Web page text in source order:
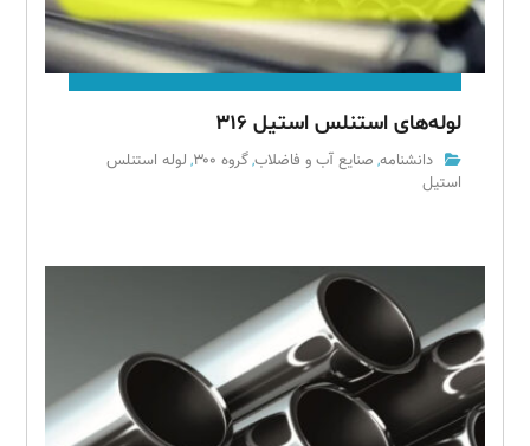
لوله‌های استنلس استیل ۳۱۶
دانشنامه, صنایع آب و فاضلاب,گروه ۳۰۰ , لوله استنلس
استیل